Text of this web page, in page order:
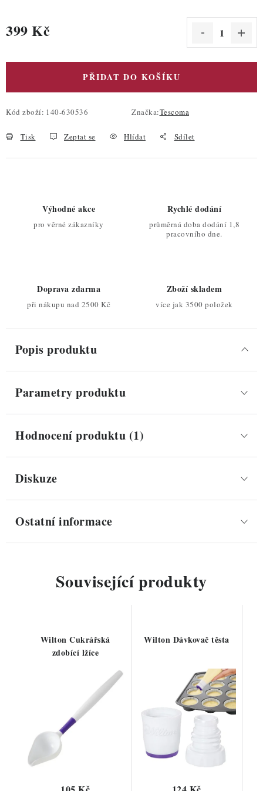
399 Kč
PŘIDAT DO KOŠÍKU
Kód zboží: 140-630536 Značka:Tescoma
Tisk Zeptat se Hlídat Sdílet
Výhodné akce
pro věrné zákazníky
Rychlé dodání
průměrná doba dodání 1,8
pracovního dne.
Doprava zdarma
při nákupu nad 2500 Kč
Zboží skladem
více jak 3500 položek
Popis produktu
Parametry produktu
Hodnocení produktu (1)
Diskuze
Ostatní informace
Související produkty
Wilton Cukrářská
zdobící lžíce
Wilton Dávkovač těsta